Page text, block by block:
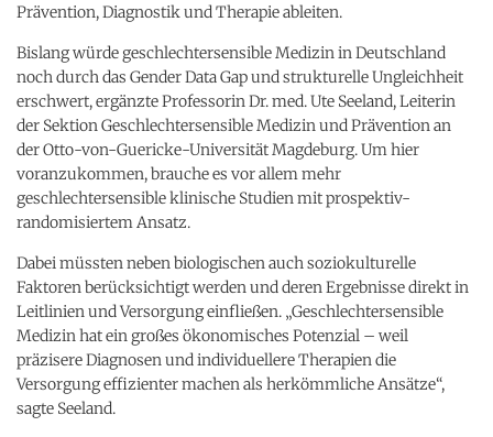
Prävention, Diagnostik und Therapie ableiten.
Bislang würde geschlechtersensible Medizin in Deutschland
noch durch das Gender Data Gap und strukturelle Ungleichheit
erschwert, ergänzte Professorin Dr. med. Ute Seeland, Leiterin
der Sektion Geschlechtersensible Medizin und Prävention an
der Otto-von-Guericke-Universität Magdeburg. Um hier
voranzukommen, brauche es vor allem mehr
geschlechtersensible klinische Studien mit prospektiv-
randomisiertem Ansatz.
Dabei müssten neben biologischen auch soziokulturelle
Faktoren berücksichtigt werden und deren Ergebnisse direkt in
Leitlinien und Versorgung einfließen. „Geschlechtersensible
Medizin hat ein großes ökonomisches Potenzial – weil
präzisere Diagnosen und individuellere Therapien die
Versorgung effizienter machen als herkömmliche Ansätze“,
sagte Seeland.